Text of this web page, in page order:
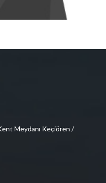
Meydanı Keçiören /